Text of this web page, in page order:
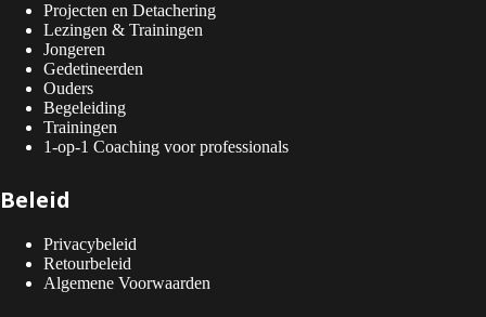
Projecten en Detachering
Lezingen & Trainingen
Jongeren
Gedetineerden
Ouders
Begeleiding
Trainingen
1-op-1 Coaching voor professionals
Beleid
Privacybeleid
Retourbeleid
Algemene Voorwaarden